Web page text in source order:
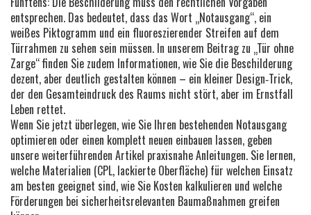
entsprechen. Das bedeutet, dass das Wort „Notausgang“, ein
weißes Piktogramm und ein fluoreszierender Streifen auf dem
Türrahmen zu sehen sein müssen. In unserem Beitrag zu „Tür ohne
Zarge“ finden Sie zudem Informationen, wie Sie die Beschilderung
dezent, aber deutlich gestalten können – ein kleiner Design‑Trick,
der den Gesamteindruck des Raums nicht stört, aber im Ernstfall
Leben rettet.
Wenn Sie jetzt überlegen, wie Sie Ihren bestehenden Notausgang
optimieren oder einen komplett neuen einbauen lassen, geben
unsere weiterführenden Artikel praxisnahe Anleitungen. Sie lernen,
welche Materialien (CPL, lackierte Oberfläche) für welchen Einsatz
am besten geeignet sind, wie Sie Kosten kalkulieren und welche
Förderungen bei sicherheitsrelevanten Baumaßnahmen greifen